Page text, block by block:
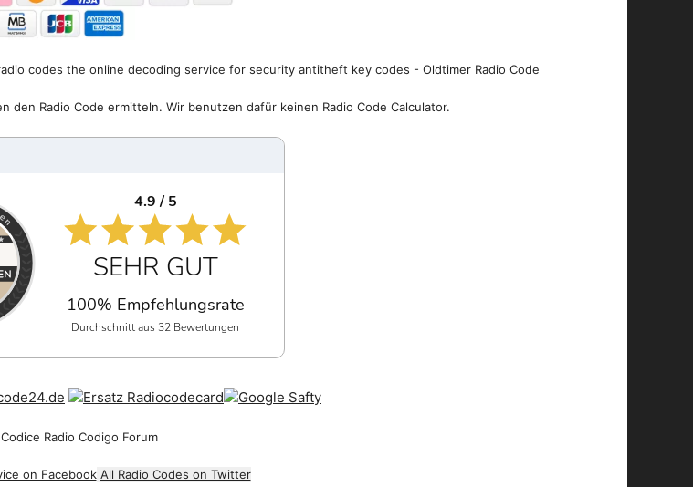
codes the online decoding service for security antitheft key codes - Oldtimer Radio Code
den Radio Code ermitteln. Wir benutzen dafür keinen Radio Code Calculator.
4.9 / 5
SEHR GUT
100% Empfehlungsrate
Durchschnitt aus 32 Bewertungen
Codice Radio Codigo Forum
on Facebook All Radio Codes on Twitter